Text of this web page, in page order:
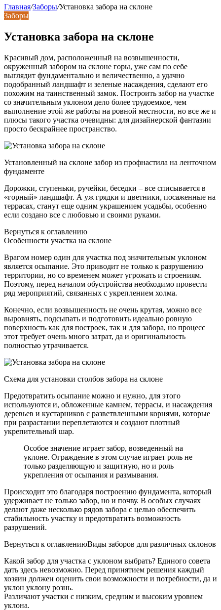
Главная/Заборы/Установка забора на склоне
Заборы
Установка забора на склоне
Красивый дом, расположенный на возвышенности,
окруженный забором на склоне горы, уже сам по себе
выглядит фундаментально и величественно, а удачно
подобранный ландшафт и зеленые насаждения, сделают его
похожим на таинственный замок. Построить забор на участке
со значительным уклоном дело более трудоемкое, чем
выполнение этой же работы на ровной местности, но все же и
плюсы такого участка очевидны: для дизайнерской фантазии
просто бескрайнее пространство.
Установленный на склоне забор из профнастила на ленточном
фундаменте
Дорожки, ступеньки, ручейки, беседки – все списывается в
«горный» ландшафт. А уж грядки и цветники, посаженные на
террасах, станут еще одним украшением усадьбы, особенно
если создано все с любовью и своими руками.
Вернуться к оглавлению
Особенности участка на склоне
Врагом номер один для участка под значительным уклоном
является осыпание. Это приводит не только к разрушению
территории, но со временем может угрожать и строениям.
Поэтому, перед началом обустройства необходимо провести
ряд мероприятий, связанных с укреплением холма.
Конечно, если возвышенность не очень крутая, можно все
выровнять, подсыпать и подготовить идеально ровную
поверхность как для построек, так и для забора, но процесс
этот требует очень много затрат, да и оригинальность
полностью утрачивается.
Схема для установки столбов забора на склоне
Предотвратить осыпание можно и нужно, для этого
используются и, обложенные камнем, террасы, и насаждения
деревьев и кустарников с разветвленными корнями, которые
при разрастании переплетаются и создают плотный
укрепительный шар.
Особое значение играет забор, возведенный на
уклоне. Ограждение в этом случае играет роль не
только разделяющую и защитную, но и роль
укрепления от осыпания и размывания.
Происходит это благодаря построению фундамента, который
удерживает не только забор, но и почву. В особых случаях
делают даже несколько рядов забора с целью обеспечить
стабильность участку и предотвратить возможность
разрушений.
Вернуться к оглавлениюВиды заборов для различных склонов
Какой забор для участка с уклоном выбрать? Единого совета
дать здесь невозможно. Перед принятием решения каждый
хозяин должен оценить свои возможности и потребности, да и
уклон уклону рознь.
Различают участки с низким, средним и высоким уровнем
уклона.